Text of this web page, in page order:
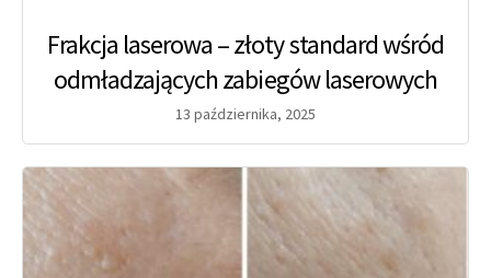
Frakcja laserowa – złoty standard wśród
odmładzających zabiegów laserowych
13 października, 2025